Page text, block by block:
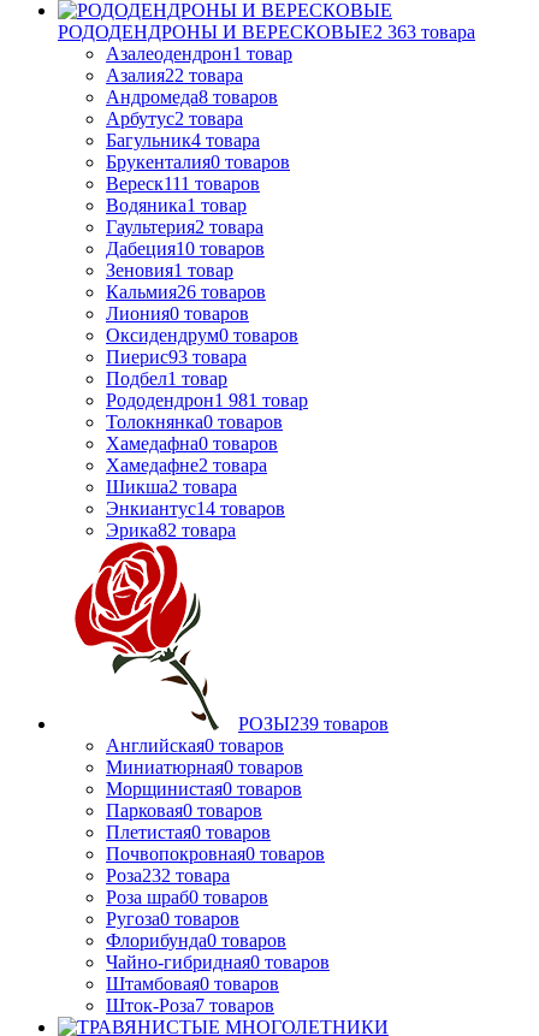
РОДОДЕНДРОНЫ И ВЕРЕСКОВЫЕ2 363 товара
Азалеодендрон1 товар
Азалия22 товара
Андромеда8 товаров
Арбутус2 товара
Багульник4 товара
Брукенталия0 товаров
Вереск111 товаров
Водяника1 товар
Гаультерия2 товара
Дабеция10 товаров
Зеновия1 товар
Кальмия26 товаров
Лиония0 товаров
Оксидендрум0 товаров
Пиерис93 товара
Подбел1 товар
Рододендрон1 981 товар
Толокнянка0 товаров
Хамедафна0 товаров
Хамедафне2 товара
Шикша2 товара
Энкиантус14 товаров
Эрика82 товара
РОЗЫ239 товаров
Английская0 товаров
Миниатюрная0 товаров
Морщинистая0 товаров
Парковая0 товаров
Плетистая0 товаров
Почвопокровная0 товаров
Роза232 товара
Роза шраб0 товаров
Ругоза0 товаров
Флорибунда0 товаров
Чайно-гибридная0 товаров
Штамбовая0 товаров
Шток-Роза7 товаров